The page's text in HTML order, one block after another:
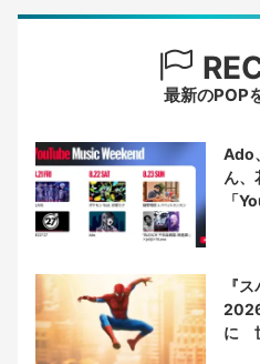
最新のPOP
Ado
ん、
「
『
に